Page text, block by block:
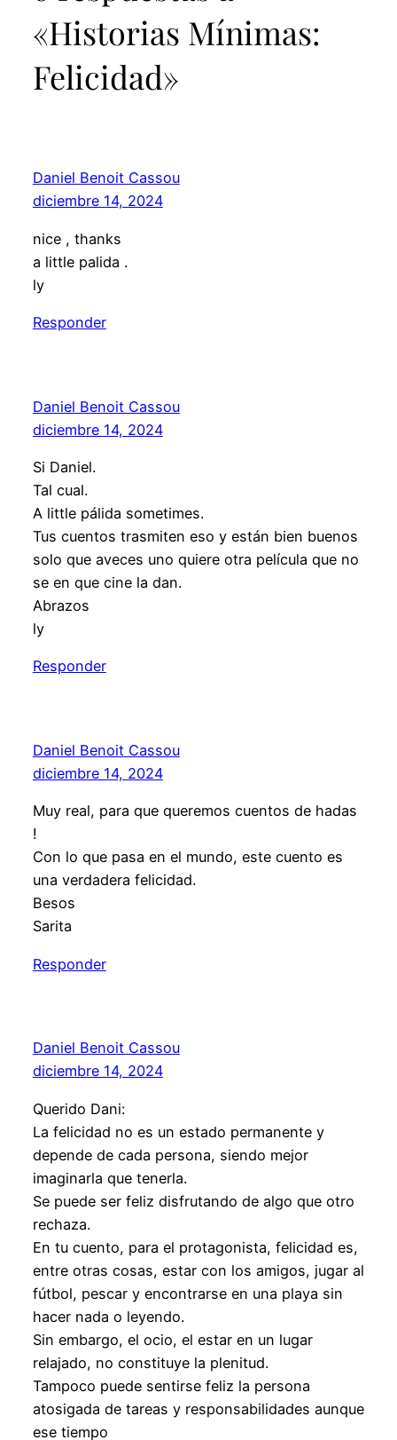
«Historias Mínimas:
Felicidad»
Daniel Benoit Cassou
diciembre 14, 2024
nice , thanks
a little palida .
ly
Responder
Daniel Benoit Cassou
diciembre 14, 2024
Si Daniel.
Tal cual.
A little pálida sometimes.
Tus cuentos trasmiten eso y están bien buenos
solo que aveces uno quiere otra película que no
se en que cine la dan.
Abrazos
ly
Responder
Daniel Benoit Cassou
diciembre 14, 2024
Muy real, para que queremos cuentos de hadas
!
Con lo que pasa en el mundo, este cuento es
una verdadera felicidad.
Besos
Sarita
Responder
Daniel Benoit Cassou
diciembre 14, 2024
Querido Dani:
La felicidad no es un estado permanente y
depende de cada persona, siendo mejor
imaginarla que tenerla.
Se puede ser feliz disfrutando de algo que otro
rechaza.
En tu cuento, para el protagonista, felicidad es,
entre otras cosas, estar con los amigos, jugar al
fútbol, pescar y encontrarse en una playa sin
hacer nada o leyendo.
Sin embargo, el ocio, el estar en un lugar
relajado, no constituye la plenitud.
Tampoco puede sentirse feliz la persona
atosigada de tareas y responsabilidades aunque
ese tiempo